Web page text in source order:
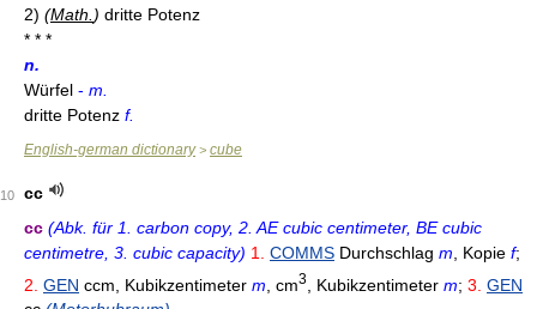
2) (Math. ) dritte Potenz
* * *
n.
Würfel - m.
dritte Potenz f.
English-german dictionary> cube
10
cc
cc (Abk. für 1. carbon copy, 2. AE cubic centimeter, BE cubic
centimetre, 3. cubic capacity) 1. COMMS Durchschlag m , Kopie f;
2. GEN ccm, Kubikzentimeter m , cm3 , Kubikzentimeter m; 3. GEN